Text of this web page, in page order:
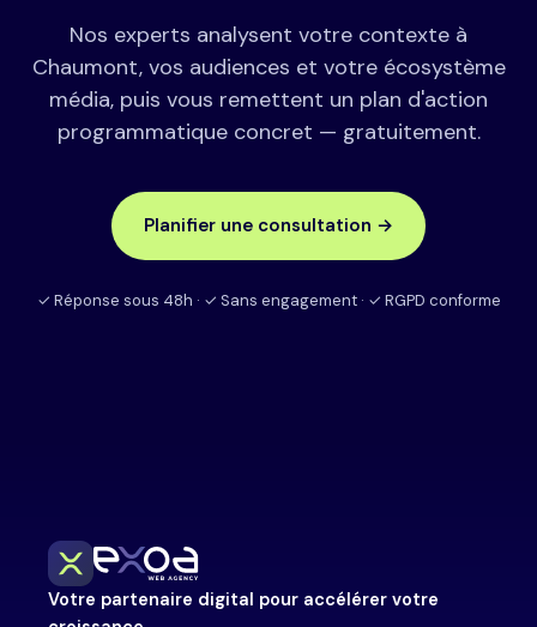
Nos experts analysent votre contexte à
Chaumont, vos audiences et votre écosystème
média, puis vous remettent un plan d'action
programmatique concret — gratuitement.
Planifier une consultation →
✓ Réponse sous 48h · ✓ Sans engagement · ✓ RGPD conforme
Votre partenaire digital pour accélérer votre